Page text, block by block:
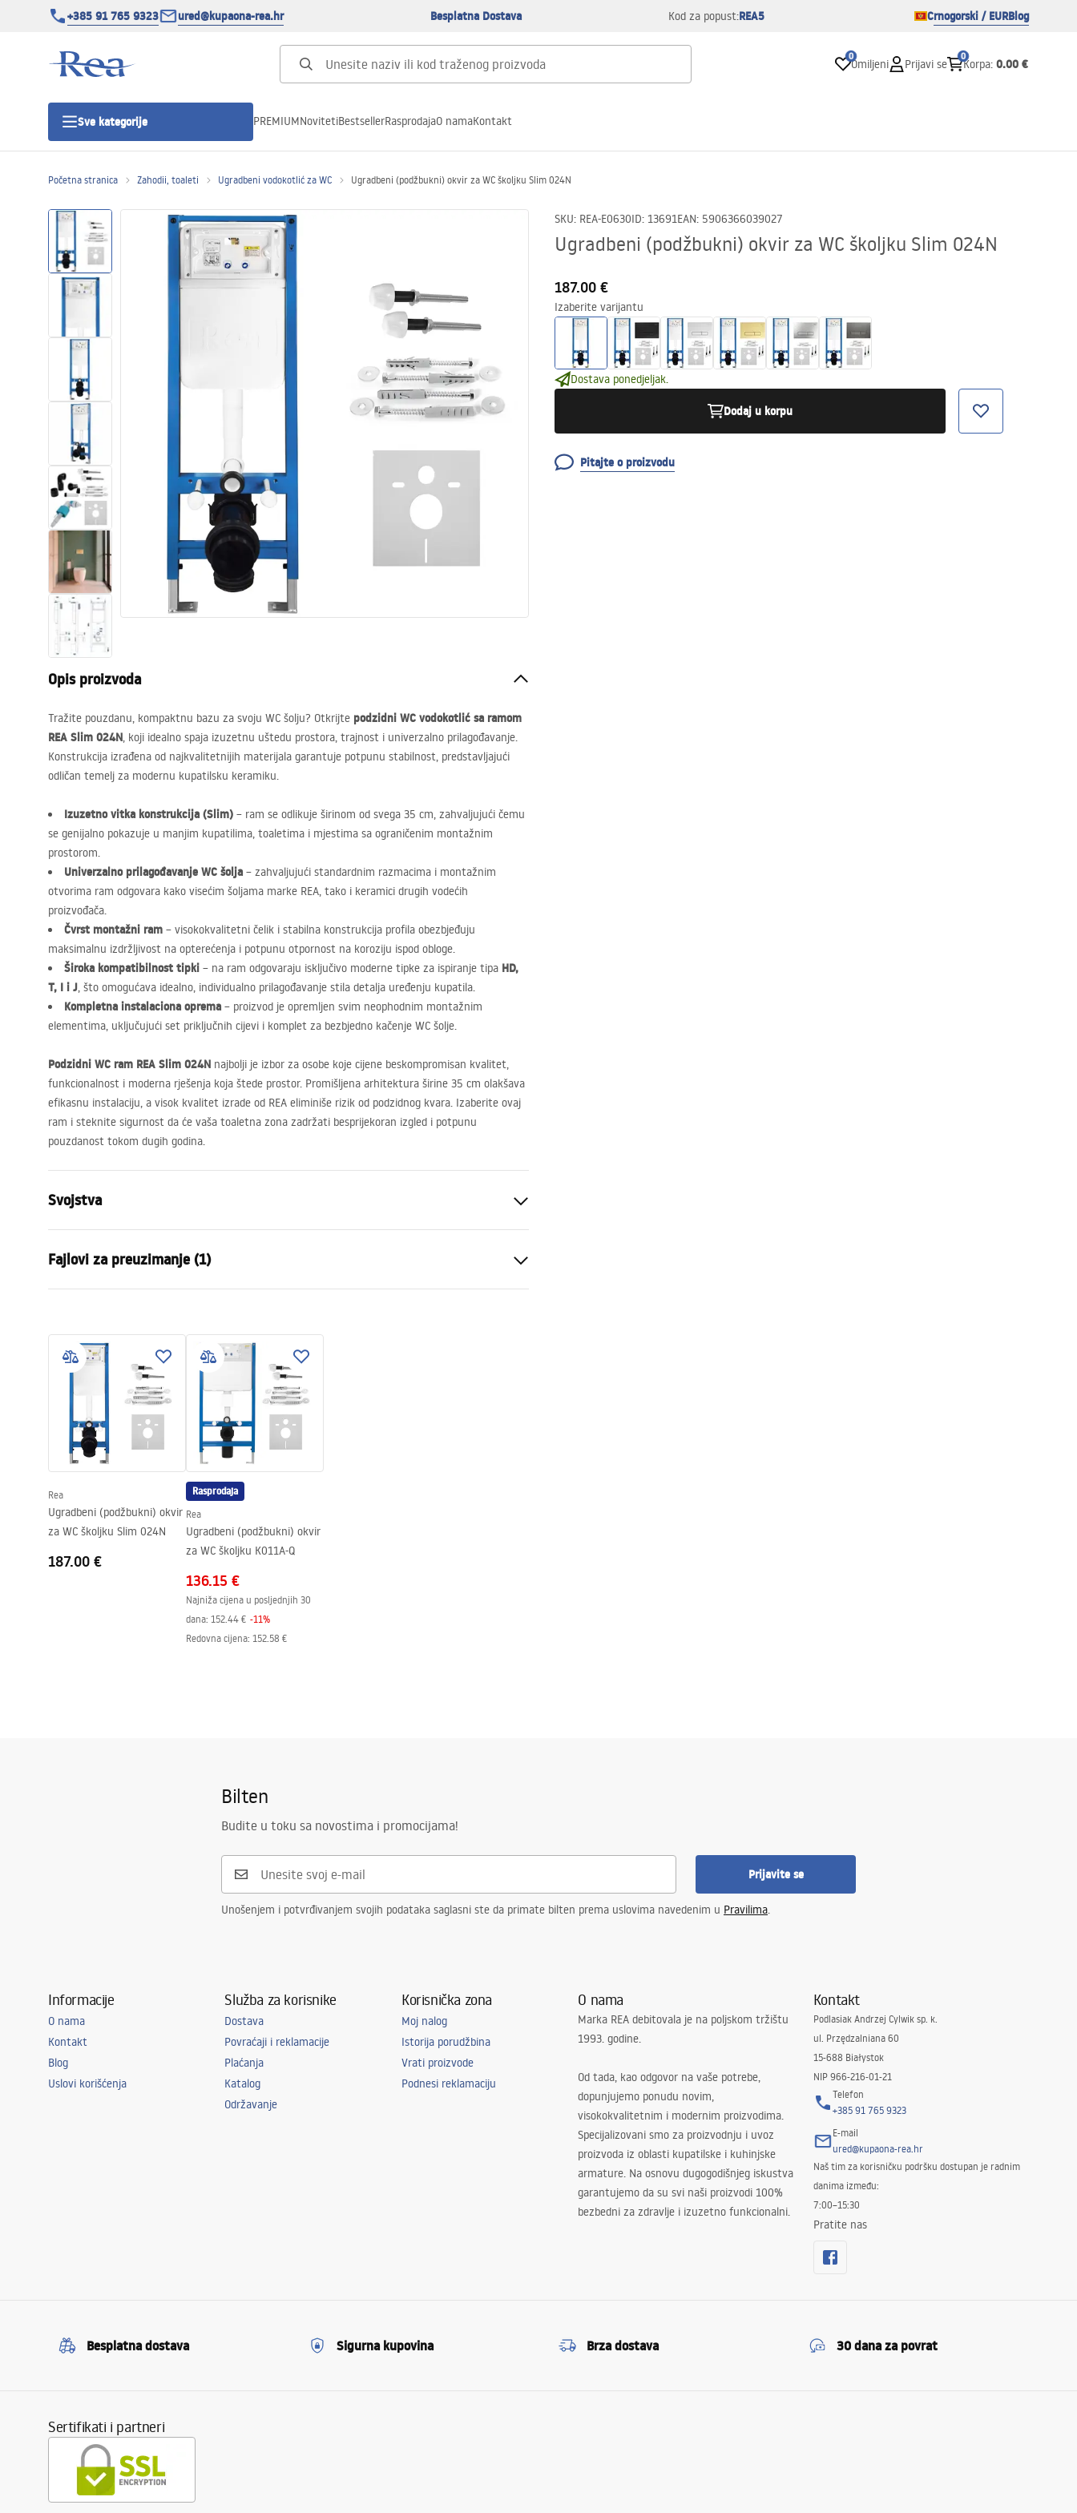
+385 91 765 9323 ured@kupaona-rea.hr Besplatna Dostava Kod za popust:REA5 Crnogorski / EURBlog
0
Omiljeni Prijavi se
0
Korpa: 0.00 €
Sve kategorije
Tuš vrata
Tuš kade
Linearni odvodi
Kade i paravani
Miješalice, pipe, slavine
Tuševi
Kitchen
Kupaonski pribor
PREMIUMNovitetiBestsellerRasprodajaO namaKontakt
Početna stranica Zahodii, toaleti Ugradbeni vodokotlić za WC Ugradbeni (podžbukni) okvir za WC školjku Slim 024N
SKU: REA-E0630ID: 13691EAN: 5906366039027
Ugradbeni (podžbukni) okvir za WC školjku Slim 024N
187.00 €
Izaberite varijantu
Dostava ponedjeljak.
Dodaj u korpu
Pitajte o proizvodu
Opis proizvoda
Tražite pouzdanu, kompaktnu bazu za svoju WC šolju? Otkrijte podzidni WC vodokotlić sa ramom
REA Slim 024N, koji idealno spaja izuzetnu uštedu prostora, trajnost i univerzalno prilagođavanje.
Konstrukcija izrađena od najkvalitetnijih materijala garantuje potpunu stabilnost, predstavljajući
odličan temelj za modernu kupatilsku keramiku.
Izuzetno vitka konstrukcija (Slim) – ram se odlikuje širinom od svega 35 cm, zahvaljujući čemu
se genijalno pokazuje u manjim kupatilima, toaletima i mjestima sa ograničenim montažnim
prostorom.
Univerzalno prilagođavanje WC šolja – zahvaljujući standardnim razmacima i montažnim
otvorima ram odgovara kako visećim šoljama marke REA, tako i keramici drugih vodećih
proizvođača.
Čvrst montažni ram – visokokvalitetni čelik i stabilna konstrukcija profila obezbjeđuju
maksimalnu izdržljivost na opterećenja i potpunu otpornost na koroziju ispod obloge.
Široka kompatibilnost tipki – na ram odgovaraju isključivo moderne tipke za ispiranje tipa HD,
T, I i J, što omogućava idealno, individualno prilagođavanje stila detalja uređenju kupatila.
Kompletna instalaciona oprema – proizvod je opremljen svim neophodnim montažnim
elementima, uključujući set priključnih cijevi i komplet za bezbjedno kačenje WC šolje.
Podzidni WC ram REA Slim 024N najbolji je izbor za osobe koje cijene beskompromisan kvalitet,
funkcionalnost i moderna rješenja koja štede prostor. Promišljena arhitektura širine 35 cm olakšava
efikasnu instalaciju, a visok kvalitet izrade od REA eliminiše rizik od podzidnog kvara. Izaberite ovaj
ram i steknite sigurnost da će vaša toaletna zona zadržati besprijekoran izgled i potpunu
pouzdanost tokom dugih godina.
Svojstva
Model
Kompatibilne tipke za ispiranje
Tip T, Tip I, Tip HD, Tip J
Razmak montažnih vijaka
Ispiranje
W zestawie mata wygłuszająca
Da
Jamstvo
Fajlovi za preuzimanje (1)
Instrukcja_monta__u_i_obs__ugi_Stela__a_podtynkowego__WC_SLIM_024N.pdf
Rea
Ugradbeni (podžbukni) okvir
za WC školjku Slim 024N
187.00 €
Rasprodaja
Rea
Ugradbeni (podžbukni) okvir
za WC školjku K011A-Q
136.15 €
Najniža cijena u posljednjih 30
dana: 152.44 € -11%
Redovna cijena: 152.58 €
Bilten
Budite u toku sa novostima i promocijama!
Prijavite se
Unošenjem i potvrđivanjem svojih podataka saglasni ste da primate bilten prema uslovima navedenim u Pravilima.
Informacije
O nama
Kontakt
Blog
Uslovi korišćenja
Služba za korisnike
Dostava
Povraćaji i reklamacije
Plaćanja
Katalog
Održavanje
Korisnička zona
Moj nalog
Istorija porudžbina
Vrati proizvode
Podnesi reklamaciju
O nama
Marka REA debitovala je na poljskom tržištu
1993. godine.
Od tada, kao odgovor na vaše potrebe,
dopunjujemo ponudu novim,
visokokvalitetnim i modernim proizvodima.
Specijalizovani smo za proizvodnju i uvoz
proizvoda iz oblasti kupatilske i kuhinjske
armature. Na osnovu dugogodišnjeg iskustva
garantujemo da su svi naši proizvodi 100%
bezbedni za zdravlje i izuzetno funkcionalni.
Kontakt
Podlasiak Andrzej Cylwik sp. k.
ul. Przędzalniana 60
15-688 Białystok
NIP 966-216-01-21
Telefon
+385 91 765 9323
E-mail
ured@kupaona-rea.hr
Naš tim za korisničku podršku dostupan je radnim
danima između:
7:00–15:30
Pratite nas
Besplatna dostava Sigurna kupovina Brza dostava 30 dana za povrat
Sertifikati i partneri